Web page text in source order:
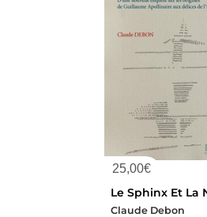
25,00€
Claude Debon